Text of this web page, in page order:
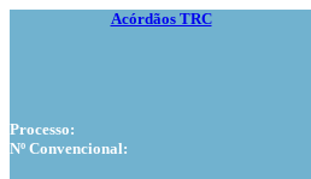
Acórdãos TRC
Processo:
Nº Convencional: